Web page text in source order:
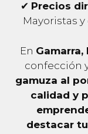
✔ Precios
Mayoristas
En Gamarra,
confección
gamuza al
calidad y
destacar